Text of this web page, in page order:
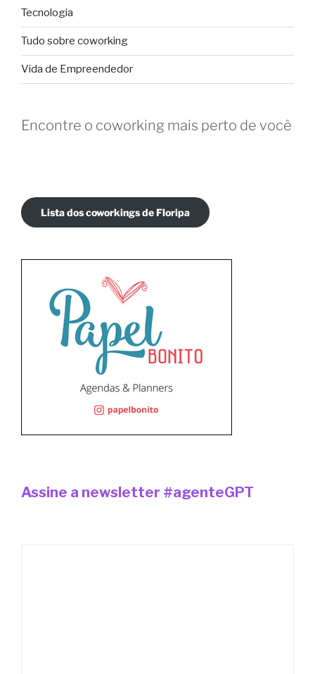
Tecnologia
Tudo sobre coworking
Vida de Empreendedor
Encontre o coworking mais perto de você
Lista dos coworkings de Floripa
Assine a newsletter #agenteGPT